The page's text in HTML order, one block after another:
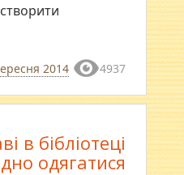
2014 4937
в бібліотеці
одягатися